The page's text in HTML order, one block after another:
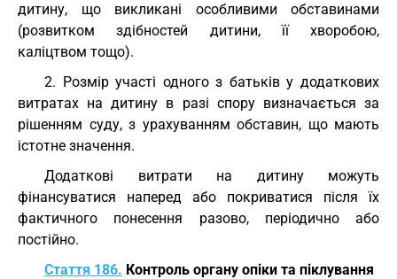
дитину, що викликані особливими обставинами
(розвитком здібностей дитини, її хворобою,
каліцтвом тощо).
2. Розмір участі одного з батьків у додаткових
витратах на дитину в разі спору визначається за
рішенням суду, з урахуванням обставин, що мають
істотне значення.
Додаткові витрати на дитину можуть
фінансуватися наперед або покриватися після їх
фактичного понесення разово, періодично або
постійно.
Стаття 186. Контроль органу опіки та піклування